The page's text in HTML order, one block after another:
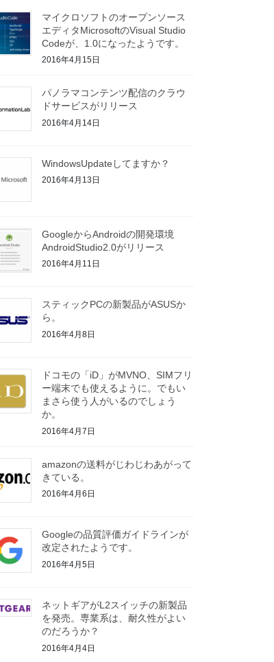
マイクロソフトのオープンソース
エディタMicrosoftのVisual Studio
Codeが、1.0になったようです。
2016年4月15日
パノラマコンテンツ配信のクラウ
ドサービスがリリース
2016年4月14日
WindowsUpdateしてますか？
2016年4月13日
GoogleからAndroidの開発環境
AndroidStudio2.0がリリース
2016年4月11日
スティックPCの新製品がASUSか
ら。
2016年4月8日
ドコモの「iD」がMVNO、SIMフリ
ー端末でも使えるように。でもい
まさら使う人がいるのでしょう
か。
2016年4月7日
amazonの送料がじわじわあがって
きている。
2016年4月6日
Googleの品質評価ガイドラインが
改定されたようです。
2016年4月5日
ネットギアがL2スイッチの新製品
を発売。専業系は、耐久性がよい
のだろうか？
2016年4月4日